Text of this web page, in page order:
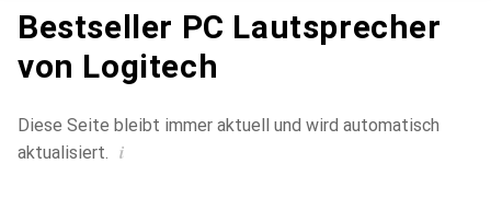
Bestseller PC Lautsprecher
von Logitech
Diese Seite bleibt immer aktuell und wird automatisch
aktualisiert. i